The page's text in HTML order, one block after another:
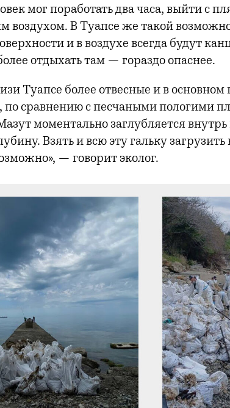
мог поработать два часа, выйти с
воздухом. В Туапсе же такой
и в воздухе всегда будут
отдыхать там — гораздо опаснее.
Туапсе более отвесные и в основном
по сравнению с песчаными пологими
моментально заглубляется внутрь
Взять и всю эту гальку
— говорит эколог.